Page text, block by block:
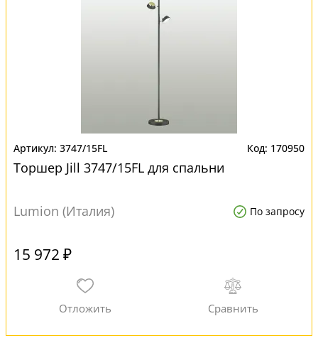
3747/15FL 170950
Торшер Jill 3747/15FL для спальни
Lumion (Италия) По запросу
15 972 ₽